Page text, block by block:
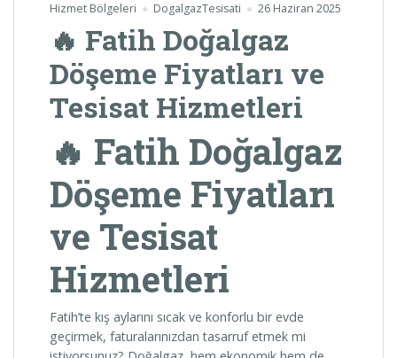
Hizmet Bölgeleri DogalgazTesisati 26 Haziran 2025
🔥 Fatih Doğalgaz
Döşeme Fiyatları ve
Tesisat Hizmetleri
🔥 Fatih Doğalgaz
Döşeme Fiyatları
ve Tesisat
Hizmetleri
Fatih’te kış aylarını sıcak ve konforlu bir evde
geçirmek, faturalarınızdan tasarruf etmek mi